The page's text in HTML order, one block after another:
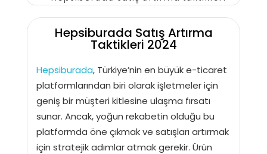
Hepsiburada Satış Artırma
Taktikleri 2024
Hepsiburada, Türkiye’nin en büyük e-ticaret
platformlarından biri olarak işletmeler için
geniş bir müşteri kitlesine ulaşma fırsatı
sunar. Ancak, yoğun rekabetin olduğu bu
platformda öne çıkmak ve satışları artırmak
için stratejik adımlar atmak gerekir. Ürün